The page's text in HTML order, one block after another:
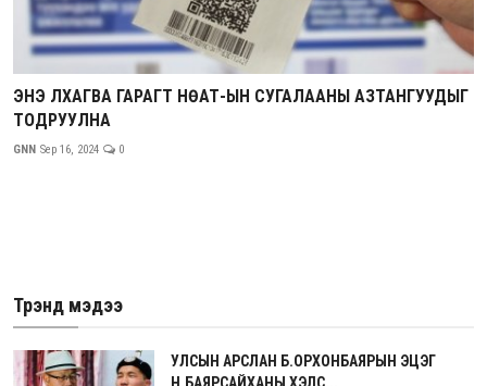
ЭНЭ ЛХАГВА ГАРАГТ НӨАТ-ЫН СУГАЛААНЫ АЗТАНГУУДЫГ
ТОДРУУЛНА
GNN Sep 16, 2024 0
Трэнд мэдээ
УЛСЫН АРСЛАН Б.ОРХОНБАЯРЫН ЭЦЭГ